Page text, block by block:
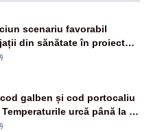
scenariu favorabil
din sănătate în proiectul
cod galben și cod portocaliu
urcă până la 38
nopțile devin tropicale